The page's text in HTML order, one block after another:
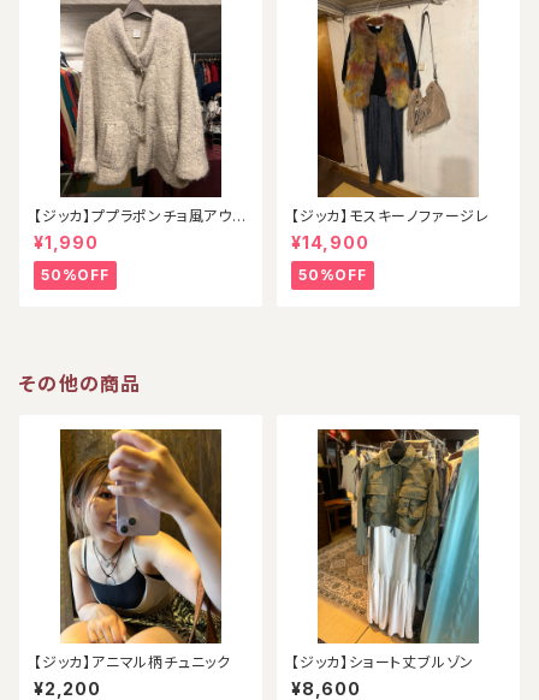
【ジッカ】ププラポンチョ風アウタ
ー
¥1,990
50%OFF
【ジッカ】モスキーノファージレ
¥14,900
50%OFF
その他の商品
【ジッカ】アニマル柄チュニック
¥2,200
【ジッカ】ショート丈ブルゾン
¥8,600